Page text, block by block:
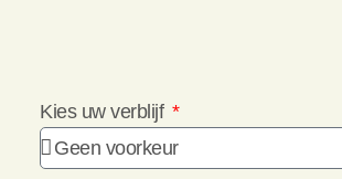
Kies uw verblijf